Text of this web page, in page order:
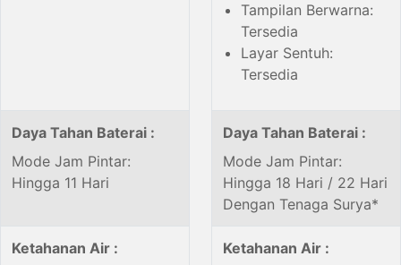
Tampilan Berwarna:
Tersedia
Layar Sentuh:
Tersedia
Daya Tahan Baterai :
Mode Jam Pintar:
Hingga 11 Hari
Daya Tahan Baterai :
Mode Jam Pintar:
Hingga 18 Hari / 22 Hari
Dengan Tenaga Surya*
Ketahanan Air :
Ketahanan Air :